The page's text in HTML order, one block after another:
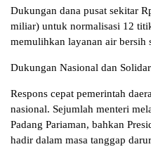
Dukungan dana pusat sekitar
miliar) untuk normalisasi 12
memulihkan layanan air bersih
Dukungan Nasional dan
Respons cepat pemerintah
nasional. Sejumlah menteri
Padang Pariaman, bahkan
hadir dalam masa tanggap